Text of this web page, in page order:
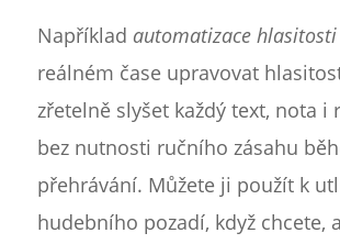
Například automatizace hlasitosti
reálném čase upravovat
zřetelně slyšet každý text, nota i
bez nutnosti ručního zásahu
přehrávání. Můžete ji použít k
hudebního pozadí, když chcete,